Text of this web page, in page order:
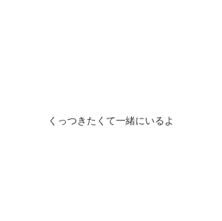
くっつきたくて一緒にいるよ